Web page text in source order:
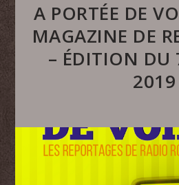
A PORTÉE DE
MAGAZINE DE
– ÉDITION DU
2019